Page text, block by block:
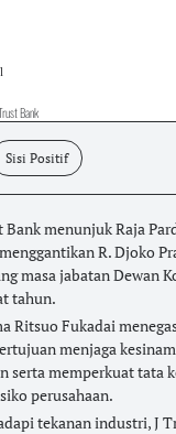
Bank
Sisi Positif
Bank menunjuk Raja
R. Djoko
masa jabatan Dewan
tahun.
Ritsuo Fukadai
menjaga
serta memperkuat tata
perusahaan.
tekanan industri, J